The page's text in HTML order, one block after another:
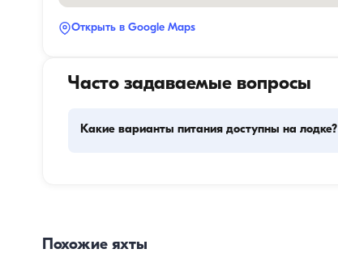
Открыть в Google Maps
Часто задаваемые вопросы
Какие варианты питания доступны на лодке?
Похожие яхты